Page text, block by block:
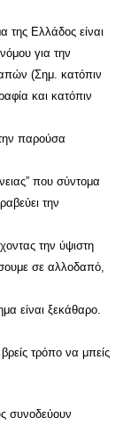
της Ελλάδος είναι
για την
(Σημ. κατόπιν
και κατόπιν
παρούσα
που σύντομα
την
την ύψιστη
σε αλλοδαπό,
είναι ξεκάθαρο.
τρόπο να μπείς
συνοδεύουν